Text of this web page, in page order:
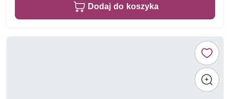
Dodaj do koszyka